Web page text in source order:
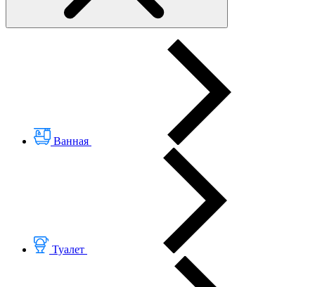
Ванная
Туалет